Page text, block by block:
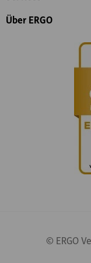
Über ERGO
© ERGO